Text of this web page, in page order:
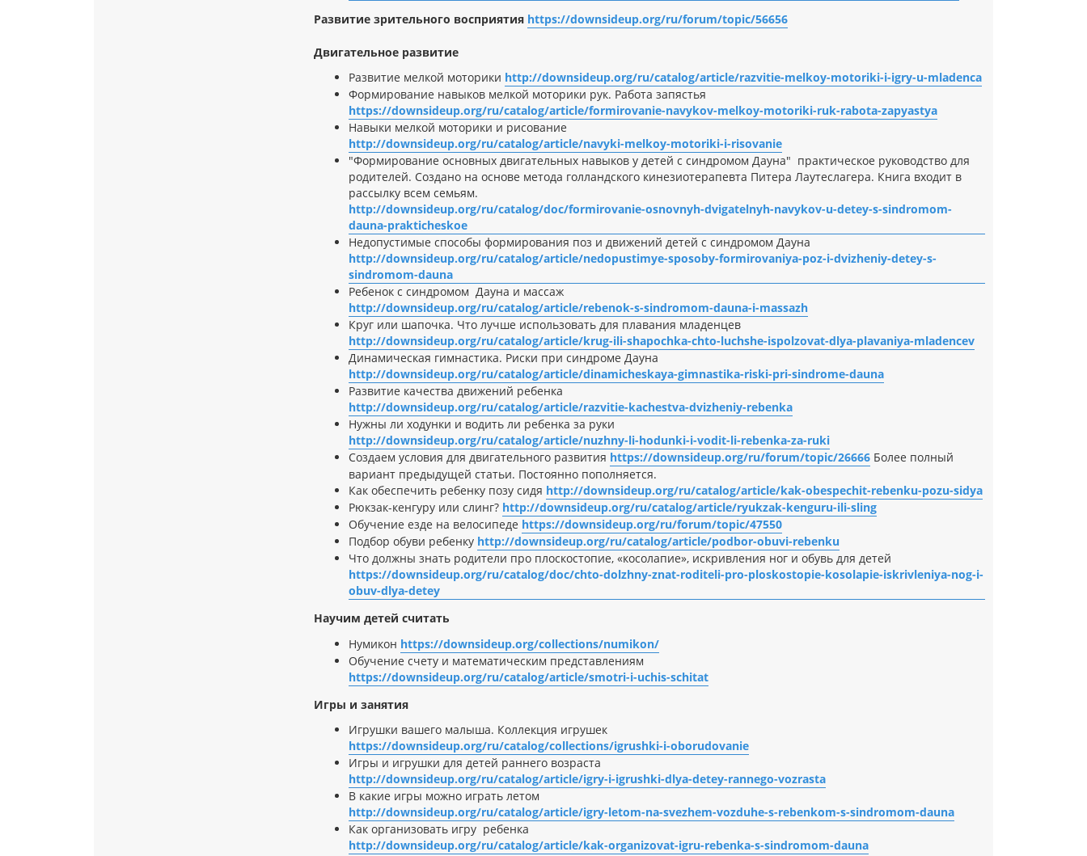
Развитие зрительного восприятия https://downsideup.org/ru/forum/topic/56656
Двигательное развитие
Развитие мелкой моторики http://downsideup.org/ru/catalog/article/razvitie-melkoy-motoriki-i-igry-u-mladenca
Формирование навыков мелкой моторики рук. Работа запястья
https://downsideup.org/ru/catalog/article/formirovanie-navykov-melkoy-motoriki-ruk-rabota-zapyastya
Навыки мелкой моторики и рисование
http://downsideup.org/ru/catalog/article/navyki-melkoy-motoriki-i-risovanie
"Формирование основных двигательных навыков у детей с синдромом Дауна" практическое руководство для
родителей. Создано на основе метода голландского кинезиотерапевта Питера Лаутеслагера. Книга входит в
рассылку всем семьям.
http://downsideup.org/ru/catalog/doc/formirovanie-osnovnyh-dvigatelnyh-navykov-u-detey-s-sindromom-
dauna-prakticheskoe
Недопустимые способы формирования поз и движений детей с синдромом Дауна
http://downsideup.org/ru/catalog/article/nedopustimye-sposoby-formirovaniya-poz-i-dvizheniy-detey-s-
sindromom-dauna
Ребенок с синдромом Дауна и массаж
http://downsideup.org/ru/catalog/article/rebenok-s-sindromom-dauna-i-massazh
Круг или шапочка. Что лучше использовать для плавания младенцев
http://downsideup.org/ru/catalog/article/krug-ili-shapochka-chto-luchshe-ispolzovat-dlya-plavaniya-mladencev
Динамическая гимнастика. Риски при синдроме Дауна
http://downsideup.org/ru/catalog/article/dinamicheskaya-gimnastika-riski-pri-sindrome-dauna
Развитие качества движений ребенка
http://downsideup.org/ru/catalog/article/razvitie-kachestva-dvizheniy-rebenka
Нужны ли ходунки и водить ли ребенка за руки
http://downsideup.org/ru/catalog/article/nuzhny-li-hodunki-i-vodit-li-rebenka-za-ruki
Создаем условия для двигательного развития https://downsideup.org/ru/forum/topic/26666 Более полный
вариант предыдущей статьи. Постоянно пополняется.
Как обеспечить ребенку позу сидя http://downsideup.org/ru/catalog/article/kak-obespechit-rebenku-pozu-sidya
Рюкзак-кенгуру или слинг? http://downsideup.org/ru/catalog/article/ryukzak-kenguru-ili-sling
Обучение езде на велосипеде https://downsideup.org/ru/forum/topic/47550
Подбор обуви ребенку http://downsideup.org/ru/catalog/article/podbor-obuvi-rebenku
Что должны знать родители про плоскостопие, «косолапие», искривления ног и обувь для детей
https://downsideup.org/ru/catalog/doc/chto-dolzhny-znat-roditeli-pro-ploskostopie-kosolapie-iskrivleniya-nog-i-
obuv-dlya-detey
Научим детей считать
Нумикон https://downsideup.org/collections/numikon/
Обучение счету и математическим представлениям
https://downsideup.org/ru/catalog/article/smotri-i-uchis-schitat
Игры и занятия
Игрушки вашего малыша. Коллекция игрушек
https://downsideup.org/ru/catalog/collections/igrushki-i-oborudovanie
Игры и игрушки для детей раннего возраста
http://downsideup.org/ru/catalog/article/igry-i-igrushki-dlya-detey-rannego-vozrasta
В какие игры можно играть летом
http://downsideup.org/ru/catalog/article/igry-letom-na-svezhem-vozduhe-s-rebenkom-s-sindromom-dauna
Как организовать игру ребенка
http://downsideup.org/ru/catalog/article/kak-organizovat-igru-rebenka-s-sindromom-dauna